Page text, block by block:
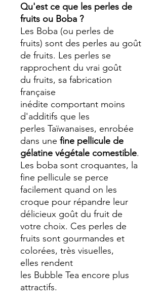
Qu'est ce que les perles de
fruits ou Boba ?
Les Boba (ou perles de
fruits) sont des perles au goût
de fruits. Les perles se
rapprochent du vrai goût
du fruits, sa fabrication
française
inédite comportant moins
d'additifs que les
perles Taïwanaises, enrobée
dans une fine pellicule de
gélatine végétale comestible.
Les boba sont croquantes, la
fine pellicule se perce
facilement quand on les
croque pour répandre leur
délicieux goût du fruit de
votre choix. Ces perles de
fruits sont gourmandes et
colorées, très visuelles,
elles rendent
les Bubble Tea encore plus
attractifs.